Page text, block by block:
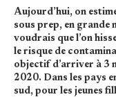
Aujourd’hui, on
sous prep, en grande
voudrais que l’on
le risque de
objectif d’arriver à 3
2020. Dans les pays
sud, pour les jeunes